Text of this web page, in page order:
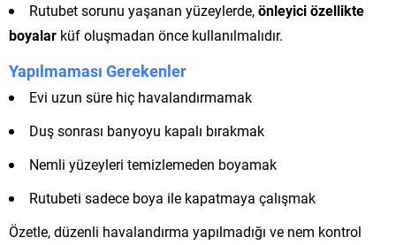
Rutubet sorunu yaşanan yüzeylerde,önleyici özellikte
boyalar küf oluşmadan önce kullanılmalıdır.
Yapılmaması Gerekenler
Evi uzun süre hiç havalandırmamak
Duş sonrası banyoyu kapalı bırakmak
Nemli yüzeyleri temizlemeden boyamak
Rutubeti sadece boya ile kapatmaya çalışmak
Özetle, düzenli havalandırma yapılmadığı ve nem kontrol